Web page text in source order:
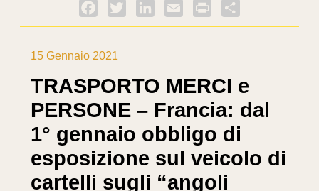
Facebook
Twitter LinkedInEmail PrintFriendly
15 Gennaio 2021
TRASPORTO MERCI e
PERSONE – Francia: dal
1° gennaio obbligo di
esposizione sul veicolo di
cartelli sugli “angoli